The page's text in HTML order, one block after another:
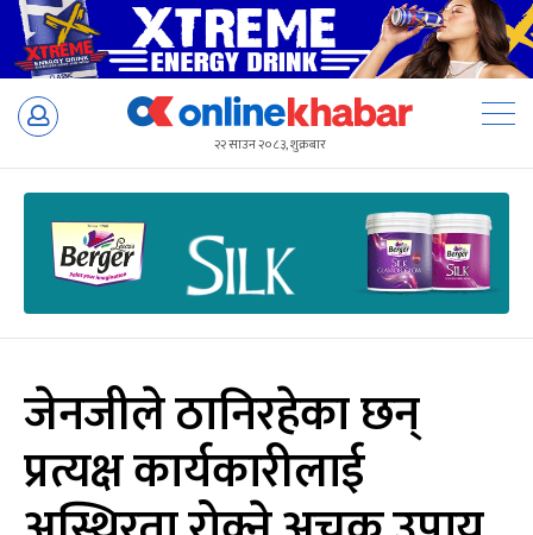
Skip
२२ साउन २०८३, शुक्रबार
जेनजीले ठानिरहेका छन्
प्रत्यक्ष कार्यकारीलाई